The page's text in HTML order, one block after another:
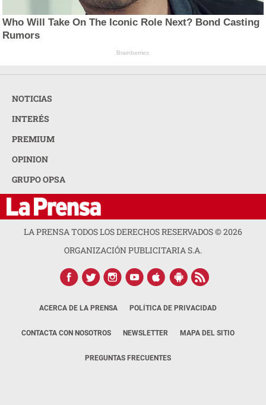
Who Will Take On The Iconic Role Next? Bond Casting
Rumors
Brainberries
NOTICIAS
INTERÉS
PREMIUM
OPINION
GRUPO OPSA
LA PRENSA TODOS LOS DERECHOS RESERVADOS ©2026
ORGANIZACIÓN PUBLICITARIA S.A.
ACERCA DE LA PRENSA POLÍTICA DE PRIVACIDAD
CONTACTA CON NOSOTROS NEWSLETTER MAPA DEL SITIO
PREGUNTAS FRECUENTES